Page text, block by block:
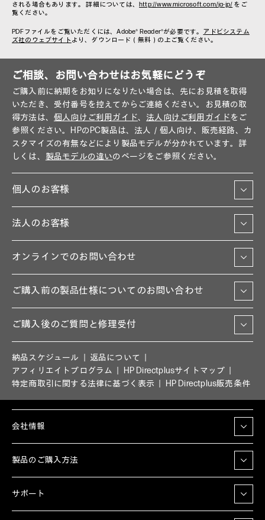
される場合もあります。 詳細については、 http://www.microsoft.com/ja-jp/ をご
覧ください。
PDFファイルをご覧いただくには、Adobe® Reader®が必要です。 アドビシステム
ズ社のウェブサイト より、ダウンロード（無料）の上ご覧ください。
ご相談、お問い合わせはお気軽にどうぞ
ご購入前に納期をお知りになりたい場合は、先にお見積を取得
いただき、受付番号を控えてからご連絡ください。お見積の取
得方法は、 個人向けご利用ガイド、 法人向けご利用ガイドをご
参照ください。HPのPC製品は、法人／個人向け、販売経路、カ
スタマイズの有無などにより製品モデルが分かれています。詳
しくは、 製品モデルの違いのページをご参照ください。
個人のお客様
法人のお客様
オンラインでのお問い合わせ
ご購入前の製品仕様についてのお問い合わせ
ご購入後のご質問と修理受付
納品スケジュール
返品について
アフィリエイトプログラム
HP Directplusサイトマップ
特定商取引に関する法律に基づく表示
HP Directplus販売条件
会社情報
製品のご購入方法
サポート